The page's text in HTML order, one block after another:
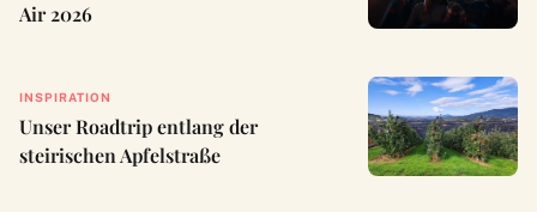
Air 2026
INSPIRATION
Unser Roadtrip entlang der
steirischen Apfelstraße